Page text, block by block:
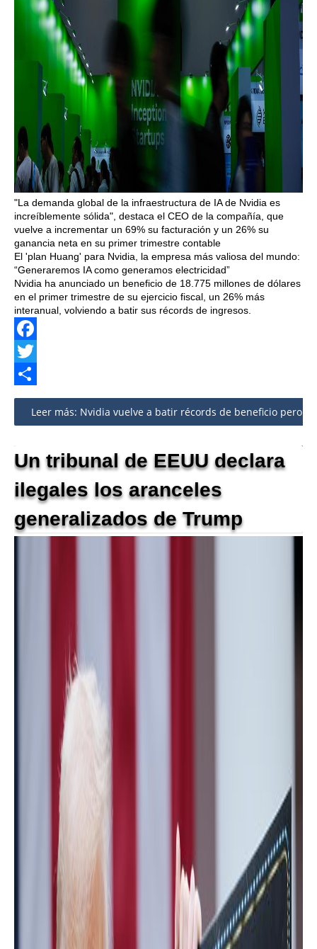
"La demanda global de la infraestructura de IA de Nvidia es
increíblemente sólida", destaca el CEO de la compañía, que
vuelve a incrementar un 69% su facturación y un 26% su
ganancia neta en su primer trimestre contable
El 'plan Huang' para Nvidia, la empresa más valiosa del mundo:
“Generaremos IA como generamos electricidad”
Nvidia ha anunciado un beneficio de 18.775 millones de dólares
en el primer trimestre de su ejercicio fiscal, un 26% más
interanual, volviendo a batir sus récords de ingresos.
Facebook
Twitter
Share
Leer más: Nvidia vuelve a batir récords de beneficio pero
Un tribunal de EEUU declara
ilegales los aranceles
generalizados de Trump